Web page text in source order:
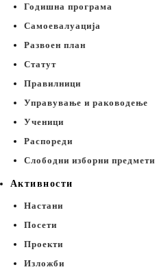
Годишна програма
Самоевалуација
Развоен план
Статут
Правилници
Управување и раководење
Ученици
Распореди
Слободни изборни предмети
Активности
Настани
Посети
Проекти
Изложби